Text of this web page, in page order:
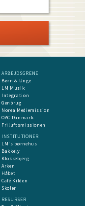
ARBEJDSGRENE
Børn & Unge
LM Musik
Integration
Genbrug
Norea Mediemission
OAC Danmark
Friluftsmissionen
INSTITUTIONER
LM's børnehus
Bakkely
Klokkebjerg
Arken
Håbet
Café Kilden
Skoler
RESURSER